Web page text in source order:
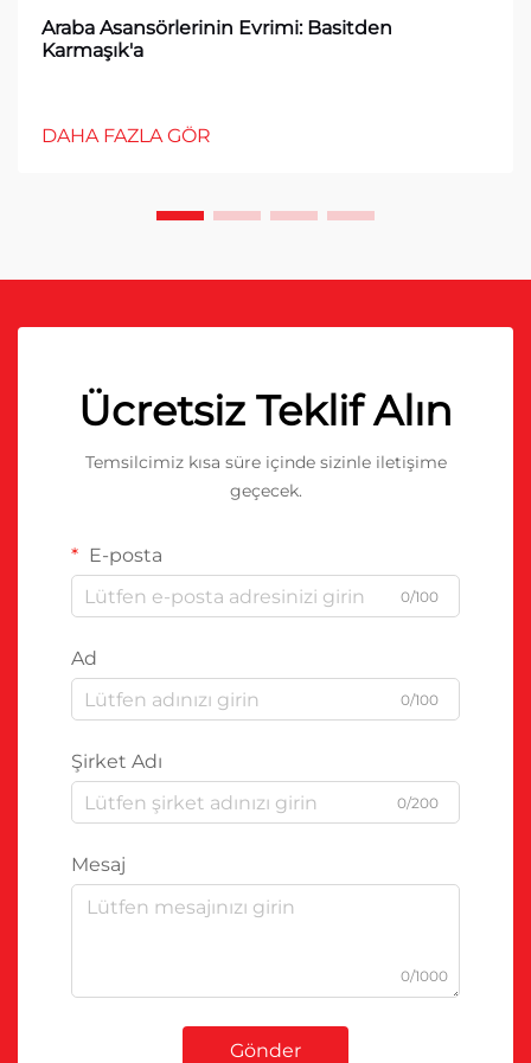
Araba Asansörlerinin Evrimi: Basitden
Karmaşık'a
DAHA FAZLA GÖR
Ücretsiz Teklif Alın
Temsilcimiz kısa süre içinde sizinle iletişime
geçecek.
E-posta
0/100
Ad
0/100
Şirket Adı
0/200
Mesaj
0/1000
Gönder